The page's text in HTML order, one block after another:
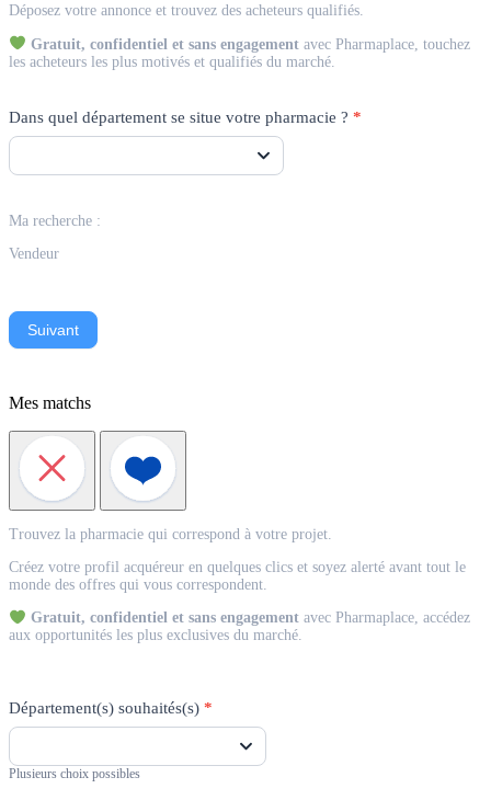
Vendeur
Déposez votre annonce et trouvez des acheteurs qualifiés.
Gratuit, confidentiel et sans engagement avec Pharmaplace, touchez
les acheteurs les plus motivés et qualifiés du marché.
Dans quel département se situe votre pharmacie ? *
Ma recherche :
Vendeur
Suivant
Mes matchs
Acquéreur
Trouvez la pharmacie qui correspond à votre projet.
Créez votre profil acquéreur en quelques clics et soyez alerté avant tout le
monde des offres qui vous correspondent.
Gratuit, confidentiel et sans engagementavec Pharmaplace, accédez
aux opportunités les plus exclusives du marché.
Département(s) souhaités(s) *
Plusieurs choix possibles